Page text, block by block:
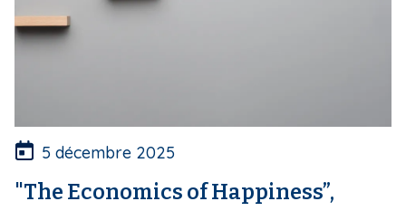
5 décembre 2025
"The Economics of Happiness”,